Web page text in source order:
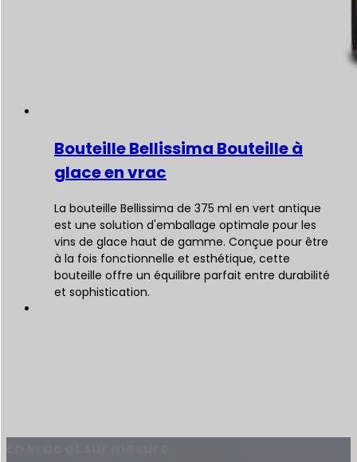
Bouteille Bellissima Bouteille à
glace en vrac
La bouteille Bellissima de 375 ml en vert antique
est une solution d'emballage optimale pour les
vins de glace haut de gamme. Conçue pour être
à la fois fonctionnelle et esthétique, cette
bouteille offre un équilibre parfait entre durabilité
et sophistication.